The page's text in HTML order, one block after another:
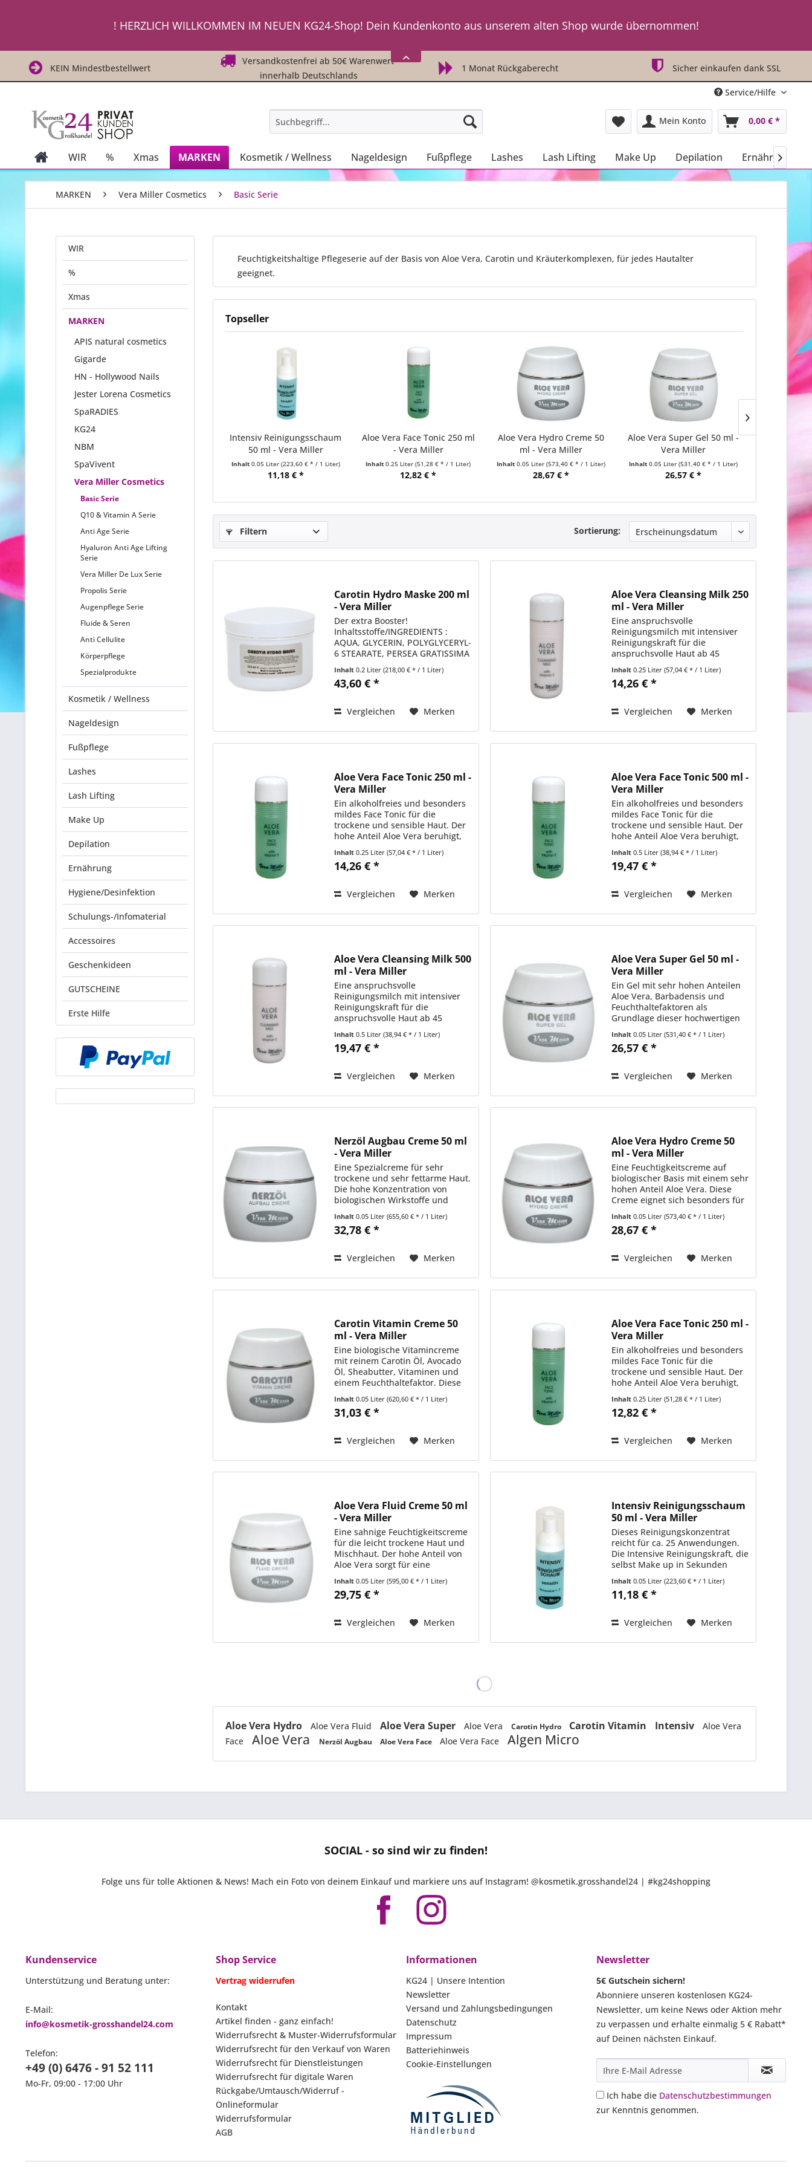
! HERZLICH WILLKOMMEN IM NEUEN KG24-Shop! Dein Kundenkonto aus unserem alten Shop wurde übernommen!
KEIN Mindestbestellwert
Versandkostenfrei ab 50€ Warenwert -
innerhalb Deutschlands
1 Monat Rückgaberecht Sicher einkaufen dank SSL
Service/Hilfe
Mein Konto 0,00 € *
WIR % Xmas MARKEN Kosmetik / Wellness Nageldesign Fußpflege Lashes Lash Lifting Make Up Depilation Ernährung

MARKEN Vera Miller Cosmetics Basic Serie
WIR
%
Xmas
MARKEN
APIS natural cosmetics
Gigarde
HN - Hollywood Nails
Jester Lorena Cosmetics
SpaRADIES
KG24
NBM
SpaVivent
Vera Miller Cosmetics
Basic Serie
Q10 & Vitamin A Serie
Anti Age Serie
Hyaluron Anti Age Lifting
Serie
Vera Miller De Lux Serie
Propolis Serie
Augenpflege Serie
Fluide & Seren
Anti Cellulite
Körperpflege
Spezialprodukte
Kosmetik / Wellness
Nageldesign
Fußpflege
Lashes
Lash Lifting
Make Up
Depilation
Ernährung
Hygiene/Desinfektion
Schulungs-/Infomaterial
Accessoires
Geschenkideen
GUTSCHEINE
Erste Hilfe
Feuchtigkeitshaltige Pflegeserie auf der Basis von Aloe Vera, Carotin und Kräuterkomplexen, für jedes Hautalter
geeignet.
Topseller
Intensiv Reinigungsschaum
50 ml - Vera Miller
Inhalt 0.05 Liter (223,60 € * / 1 Liter)
11,18 € *
Aloe Vera Face Tonic 250 ml
- Vera Miller
Inhalt0.25 Liter(51,28 € * / 1 Liter)
12,82 € *
Aloe Vera Hydro Creme 50
ml - Vera Miller
Inhalt 0.05 Liter (573,40 € * / 1 Liter)
28,67 € *
Aloe Vera Super Gel 50 ml -
Vera Miller
Inhalt0.05 Liter(531,40 € * / 1 Liter)
26,57 € *
Filtern Sortierung:
Carotin Hydro Maske 200 ml
- Vera Miller
Der extra Booster!
Inhaltsstoffe/INGREDIENTS :
AQUA, GLYCERIN, POLYGLYCERYL-
6 STEARATE, PERSEA GRATISSIMA
(AVOCADO) OIL, CETEARYL
ISONONANOATE, GLYCERYL
STEARATE, CETEARYL ALCOHOL,
ERUCATE, DAUCUS CAROTA
SATIVA...
Inhalt0.2 Liter(218,00 € * / 1 Liter)
43,60 € *
Vergleichen Merken
Aloe Vera Cleansing Milk 250
ml - Vera Miller
Eine anspruchsvolle
Reinigungsmilch mit intensiver
Reinigungskraft für die
anspruchsvolle Haut ab 45
Jahren. Hohe Anteile an
aufbauenden Wirkstoffen und
feinsten Ölen ermöglichen
ideale Vorbereitung auf die...
Inhalt0.25 Liter(57,04 € * / 1 Liter)
14,26 € *
Vergleichen Merken
Aloe Vera Face Tonic 250 ml -
Vera Miller
Ein alkoholfreies und besonders
mildes Face Tonic für die
trockene und sensible Haut. Der
hohe Anteil Aloe Vera beruhigt,
für die folgenden Pflegeschritte.
Anwendung: Nach der Reinigung
Inhalt0.25 Liter(57,04 € * / 1 Liter)
14,26 € *
Vergleichen Merken
Aloe Vera Face Tonic 500 ml -
Vera Miller
Ein alkoholfreies und besonders
mildes Face Tonic für die
trockene und sensible Haut. Der
hohe Anteil Aloe Vera beruhigt,
für die folgenden Pflegeschritte.
Anwendung: Nach der Reinigung
Inhalt0.5 Liter(38,94 € * / 1 Liter)
19,47 € *
Vergleichen Merken
Aloe Vera Cleansing Milk 500
ml - Vera Miller
Eine anspruchsvolle
Reinigungsmilch mit intensiver
Reinigungskraft für die
anspruchsvolle Haut ab 45
Jahren. Hohe Anteile an
aufbauenden Wirkstoffen und
feinsten Ölen ermöglichen
ideale Vorbereitung auf die...
Inhalt0.5 Liter(38,94 € * / 1 Liter)
19,47 € *
Vergleichen Merken
Aloe Vera Super Gel 50 ml -
Vera Miller
Ein Gel mit sehr hohen Anteilen
Aloe Vera, Barbadensis und
Feuchthaltefaktoren als
Grundlage dieser hochwertigen
Rezeptur. Aloe Vera Super Gel
wirkt feuchtigkeitsspendend,
entzündungshemmend,
überhitzter Haut....
Inhalt0.05 Liter(531,40 € * / 1 Liter)
26,57 € *
Vergleichen Merken
Nerzöl Augbau Creme 50 ml
- Vera Miller
Eine Spezialcreme für sehr
trockene und sehr fettarme Haut.
Die hohe Konzentration von
biologischen Wirkstoffe und
Ölen, sorgen selbst bei einer
trocken-schuppenden Haut
bereits nach 2-3 Anwendungen
Problemlösung....
Inhalt0.05 Liter(655,60 € * / 1 Liter)
32,78 € *
Vergleichen Merken
Aloe Vera Hydro Creme 50
ml - Vera Miller
Eine Feuchtigkeitscreme auf
biologischer Basis mit einem sehr
hohen Anteil Aloe Vera. Diese
Creme eignet sich besonders für
sensible und trockene Haut als
Tagespflege und je nach
Hautbeschaffenheit auch als
Inhalt0.05 Liter(573,40 € * / 1 Liter)
28,67 € *
Vergleichen Merken
Carotin Vitamin Creme 50
ml - Vera Miller
Eine biologische Vitamincreme
mit reinem Carotin Öl, Avocado
Öl, Sheabutter, Vitaminen und
einem Feuchthaltefaktor. Diese
besonders für sehr trockene,
feuchtigkeitsarme und
erhält...
Inhalt0.05 Liter(620,60 € * / 1 Liter)
31,03 € *
Vergleichen Merken
Aloe Vera Face Tonic 250 ml -
Vera Miller
Ein alkoholfreies und besonders
mildes Face Tonic für die
trockene und sensible Haut. Der
hohe Anteil Aloe Vera beruhigt,
für die folgenden Pflegeschritte.
Anwendung: Nach der Reinigung
Inhalt0.25 Liter(51,28 € * / 1 Liter)
12,82 € *
Vergleichen Merken
Aloe Vera Fluid Creme 50 ml
- Vera Miller
Eine sahnige Feuchtigkeitscreme
für die leicht trockene Haut und
Mischhaut. Der hohe Anteil von
Aloe Vera sorgt für eine
maximale Ausgleichsfunktion der
Talgdrüsen bei Mischhaut und
einer intensiven
leicht...
Inhalt0.05 Liter(595,00 € * / 1 Liter)
29,75 € *
Vergleichen Merken
Intensiv Reinigungsschaum
50 ml - Vera Miller
Dieses Reinigungskonzentrat
reicht für ca. 25 Anwendungen.
Die Intensive Reinigungskraft, die
selbst Make up in Sekunden
problemlos entfernt ist
besonders für die Urlaubszeit
oder bei Geschäftsreisen ein
Inhalt0.05 Liter(223,60 € * / 1 Liter)
11,18 € *
Vergleichen Merken
Aloe Vera Hydro Aloe Vera Fluid Aloe Vera Super Aloe Vera Carotin Hydro Carotin Vitamin Intensiv
Aloe Vera
Face
Aloe Vera Nerzöl Augbau Aloe Vera Face Aloe Vera Face Algen Micro
SOCIAL - so sind wir zu finden!
Folge uns für tolle Aktionen & News! Mach ein Foto von deinem Einkauf und markiere uns auf Instagram! @kosmetik.grosshandel24 | #kg24shopping
Kundenservice
Unterstützung und Beratung unter:
E-Mail:
info@kosmetik-grosshandel24.com
Telefon:
+49 (0) 6476 - 91 52 111
Mo-Fr, 09:00 - 17:00 Uhr
Shop Service
Vertrag widerrufen
Kontakt
Artikel finden - ganz einfach!
Widerrufsrecht & Muster-Widerrufsformular
Widerrufsrecht für den Verkauf von Waren
Widerrufsrecht für Dienstleistungen
Widerrufsrecht für digitale Waren
Rückgabe/Umtausch/Widerruf -
Onlineformular
Widerrufsformular
AGB
Informationen
KG24 | Unsere Intention
Newsletter
Versand und Zahlungsbedingungen
Datenschutz
Impressum
Batteriehinweis
Cookie-Einstellungen
Newsletter
5€ Gutschein sichern!
Abonniere unseren kostenlosen KG24-
Newsletter, um keine News oder Aktion mehr
zu verpassen und erhalte einmalig 5 € Rabatt*
auf Deinen nächsten Einkauf.
Ich habe die Datenschutzbestimmungen
zur Kenntnis genommen.